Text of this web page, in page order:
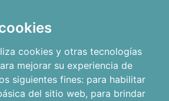
cookies y otras tecnologías
mejorar su experiencia de
siguientes fines: para habilitar
del sitio web, para brindar